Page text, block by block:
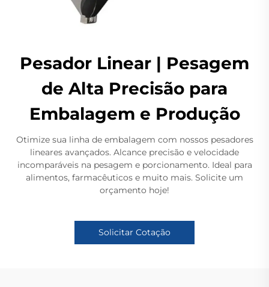
Pesador Linear | Pesagem
de Alta Precisão para
Embalagem e Produção
Otimize sua linha de embalagem com nossos pesadores
lineares avançados. Alcance precisão e velocidade
incomparáveis na pesagem e porcionamento. Ideal para
alimentos, farmacêuticos e muito mais. Solicite um
orçamento hoje!
Solicitar Cotação